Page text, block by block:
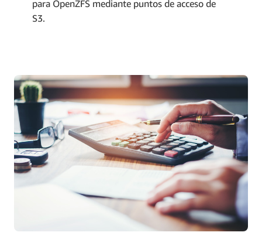
para OpenZFS mediante puntos de acceso de
S3.